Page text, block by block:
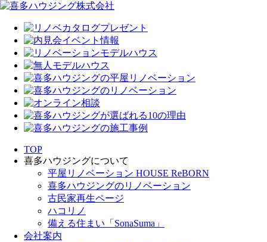
TOP
喜多ハウジングについて
平屋リノベーション HOUSE ReBORN
喜多ハウジングのリノベーション
古民家再生ページ
ハコリノ
備える住まい「SonaSuma」
会社案内